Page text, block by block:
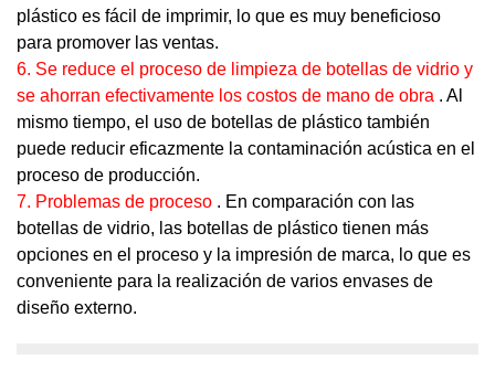
plástico es fácil de imprimir, lo que es muy beneficioso
para promover las ventas.
6. Se reduce el proceso de limpieza de botellas de vidrio y
se ahorran efectivamente los costos de mano de obra . Al
mismo tiempo, el uso de botellas de plástico también
puede reducir eficazmente la contaminación acústica en el
proceso de producción.
7. Problemas de proceso . En comparación con las
botellas de vidrio, las botellas de plástico tienen más
opciones en el proceso y la impresión de marca, lo que es
conveniente para la realización de varios envases de
diseño externo.